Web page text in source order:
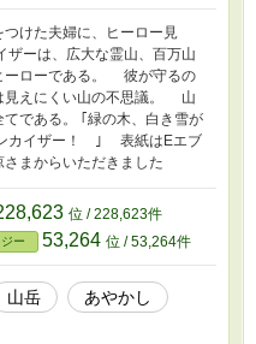
けた夫婦に、ヒーロー見
ーは、広大な霊山、百万山
ーローである。 彼が守るの
見えにくい山の不思議。 山
である。 ｢緑の木、白き雪が
カイザー！ ｣ 表紙はEエブ
まからいただきました
位 / 228,623件
ー 53,264 位 / 53,264件
山岳
あやかし